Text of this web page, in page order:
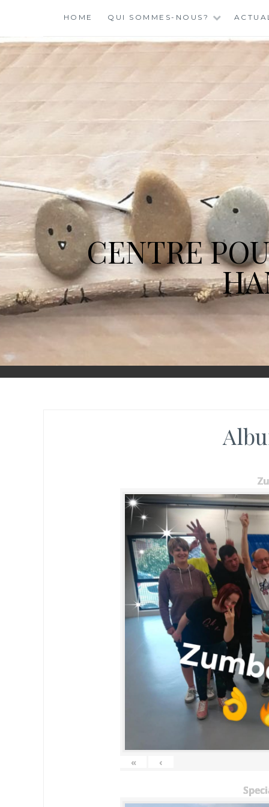
content
HOME QUI SOMMES-NOUS?
CENTRE
« ‹